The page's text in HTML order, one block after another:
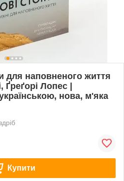
для наповненого життя
Ґреґорі Лопес |
нова, м'яка
Купити